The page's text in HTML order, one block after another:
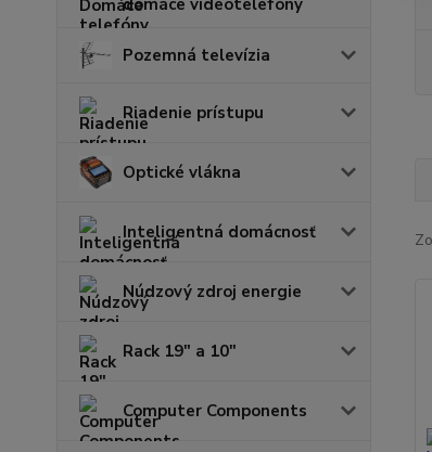
Pozemná televízia
Riadenie prístupu
Optické vlákna
Inteligentná domácnosť
Núdzový zdroj energie
Rack 19" a 10"
Computer Components